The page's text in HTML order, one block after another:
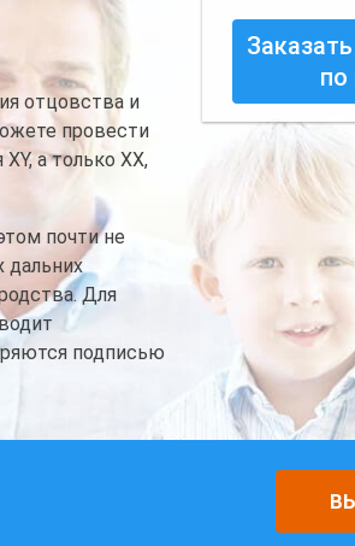
отцовства и
провести
а только XX,
почти не
дальних
Для
подписью
по